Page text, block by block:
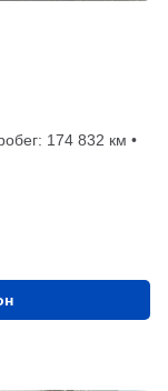
174 832 км •